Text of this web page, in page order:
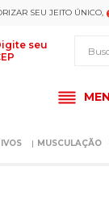
SEU JEITO ÚNICO,
seu
MUSCULAÇÃO